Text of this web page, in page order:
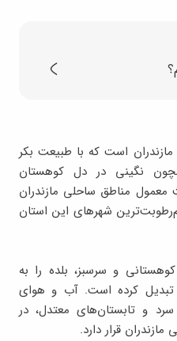
است که با طبیعت بکر
نگینی در دل کوهستان
مناطق ساحلی مازندران
شهرهای این استان
و سرسبز، بلده را به
تبدیل کرده است. آب و هوای
و تابستان‌های معتدل، در
قرار دارد.